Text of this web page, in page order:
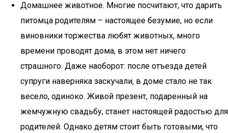
Домашнее животное. Многие посчитают, что дарить
питомца родителям – настоящее безумие, но если
виновники торжества любят животных, много
времени проводят дома, в этом нет ничего
страшного. Даже наоборот: после отъезда детей
супруги наверняка заскучали, в доме стало не так
весело, одиноко. Живой презент, подаренный на
жемчужную свадьбу, станет настоящей радостью для
родителей. Однако детям стоит быть готовыми, что